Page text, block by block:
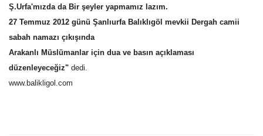
Ş.Urfa'mızda da Bir şeyler yapmamız lazım.
27 Temmuz 2012 günü Şanlıurfa Balıklıgöl mevkii Dergah camii
sabah namazı çıkışında
Arakanlı Müslümanlar için dua ve basın açıklaması
düzenleyeceğiz" dedi.
www.balikligol.com